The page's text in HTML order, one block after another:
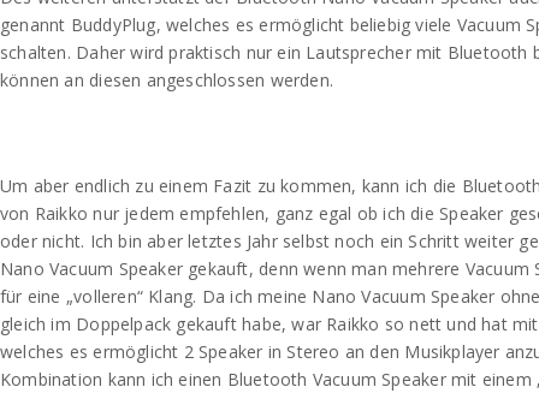
genannt BuddyPlug, welches es ermöglicht beliebig viele Vacuum
schalten. Daher wird praktisch nur ein Lautsprecher mit Bluetooth
können an diesen angeschlossen werden.
Um aber endlich zu einem Fazit zu kommen, kann ich die
von Raikko nur jedem empfehlen, ganz egal ob ich die Speaker
oder nicht. Ich bin aber letztes Jahr selbst noch ein Schritt weiter
Nano Vacuum Speaker gekauft, denn wenn man mehrere
für eine „volleren“ Klang. Da ich meine Nano Vacuum Speaker
gleich im Doppelpack gekauft habe, war Raikko so nett und hat
welches es ermöglicht 2 Speaker in Stereo an den Musikplayer
Kombination kann ich einen Bluetooth Vacuum Speaker mit einem